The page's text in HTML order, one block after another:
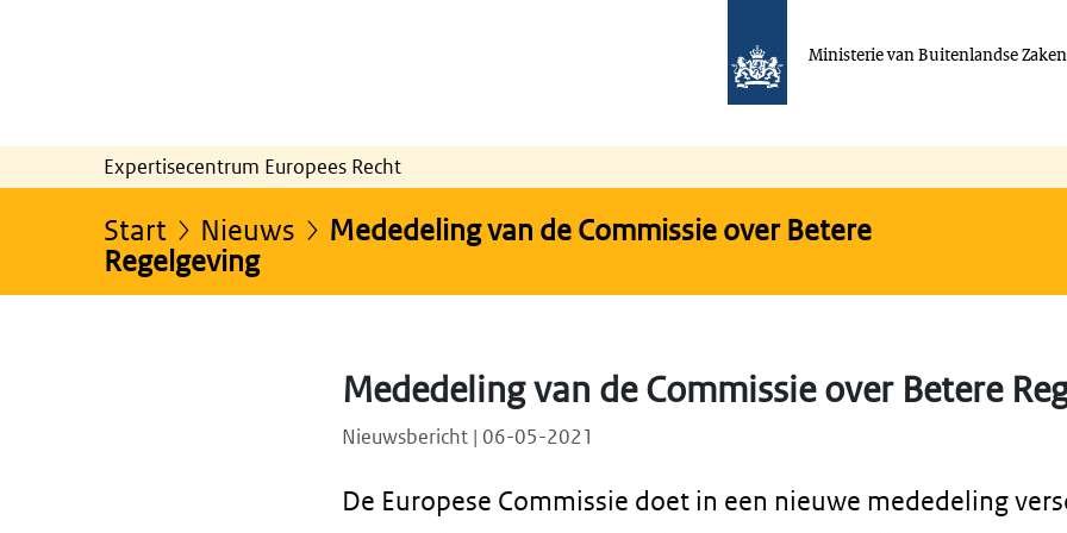
Ministerie van Buitenlandse Zaken
Expertisecentrum Europees Recht
Start Nieuws
Mededeling van de Commissie over Betere
Regelgeving
Mededeling van de Commissie over Betere
Nieuwsbericht | 06-05-2021
De Europese Commissie doet in een nieuwe mededeling